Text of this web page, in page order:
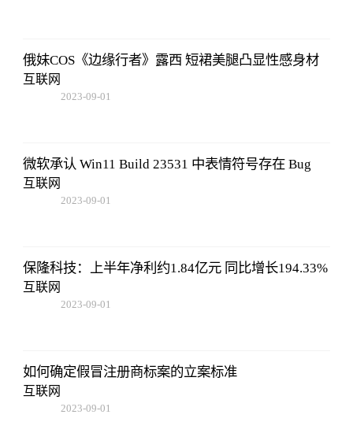
俄妹COS《边缘行者》露西 短裙美腿凸显性感身材
互联网
2023-09-01
微软承认 Win11 Build 23531 中表情符号存在 Bug
互联网
2023-09-01
保隆科技：上半年净利约1.84亿元 同比增长194.33%
互联网
2023-09-01
如何确定假冒注册商标案的立案标准
互联网
2023-09-01